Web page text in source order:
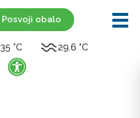
Posvoji obalo
35 °C 29.6 °C